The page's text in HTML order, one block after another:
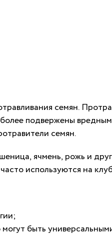
семян.
подвержены
семян.
ячмень, рожь и
используются на
быть